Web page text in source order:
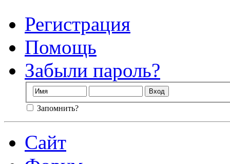
Регистрация
Помощь
Забыли пароль?
Запомнить?
Сайт